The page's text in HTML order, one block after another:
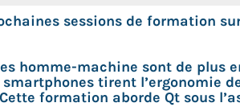
sessions de formation
homme-machine sont de plus
tirent l’ergonomie
formation aborde Qt sous